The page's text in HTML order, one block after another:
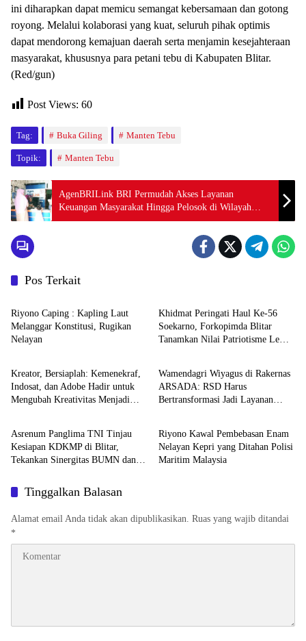
ini diharapkan dapat memicu semangat kebersamaan dan gotong
royong. Melalui kolaborasi yang kuat, seluruh pihak optimis
dapat mendorong kemajuan daerah serta menjamin kesejahteraan
masyarakat, khususnya para petani tebu di Kabupaten Blitar.
(Red/gun)
Post Views: 60
Tag: Buka Giling Manten Tebu
Topik: Manten Tebu
AgenBRILink BRI Permudah Akses Layanan
Keuangan Masyarakat Hingga Pelosok di Wilayah
Madiun
Pos Terkait
Nasional
Riyono Caping : Kapling Laut
Melanggar Konstitusi, Rugikan
Nelayan
Khidmat Peringati Haul Ke-56
Soekarno, Forkopimda Blitar
Tanamkan Nilai Patriotisme Lewat
Nasional
Kreator, Bersiaplah: Kemenekraf,
Indosat, dan Adobe Hadir untuk
Mengubah Kreativitas Menjadi
Nasional
Wamendagri Wiyagus di Rakernas
ARSADA: RSD Harus
Bertransformasi Jadi Layanan
Nasional
Asrenum Panglima TNI Tinjau
Kesiapan KDKMP di Blitar,
Tekankan Sinergitas BUMN dan
Nasional
Riyono Kawal Pembebasan Enam
Nelayan Kepri yang Ditahan Polisi
Maritim Malaysia
Tinggalkan Balasan
Alamat email Anda tidak akan dipublikasikan. Ruas yang wajib ditandai
*